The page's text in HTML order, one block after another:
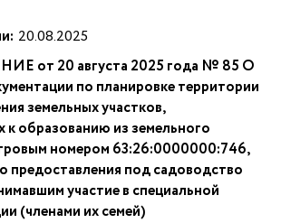
20.08.2025
от 20 августа 2025 года № 85 О
по планировке территории
земельных участков,
к образованию из земельного
номером 63:26:0000000:746,
предоставления под садоводство
участие в специальной
(членами их семей)